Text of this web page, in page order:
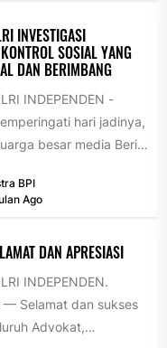
INVESTIGASI
SOSIAL YANG
DAN BERIMBANG
INDEPENDEN -
hari jadinya,
besar media Berita
resmi terkait
BPI
Ago
DAN APRESIASI
INDEPENDEN.
— Selamat dan sukses
Advokat,